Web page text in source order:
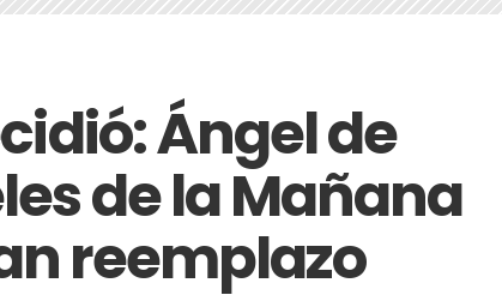
Ángel de
de la Mañana
reemplazo